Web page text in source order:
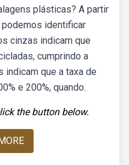
plásticas? A partir
identificar
cinzas indicam que
cumprindo a
que a taxa de
e 200%, quando.
the button below.